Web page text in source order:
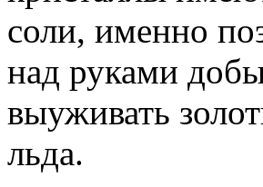
соли, именно
над руками
выуживать
льда.